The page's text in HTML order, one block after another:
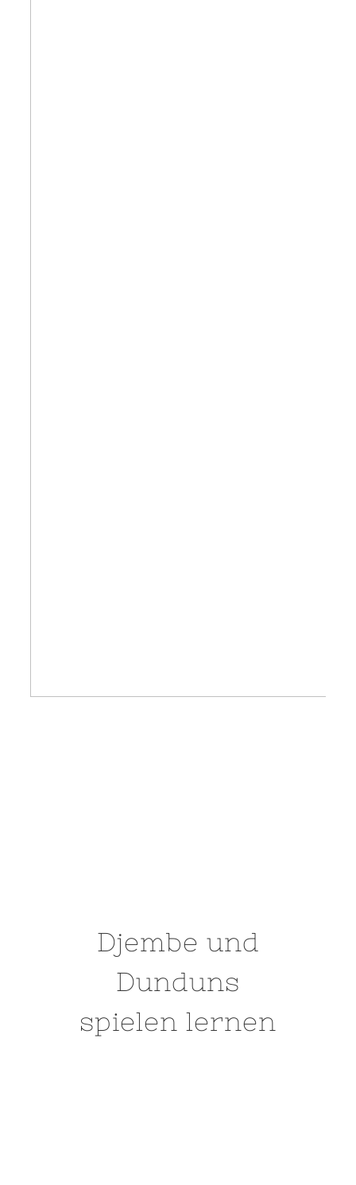
Djembe und
Dunduns
spielen lernen